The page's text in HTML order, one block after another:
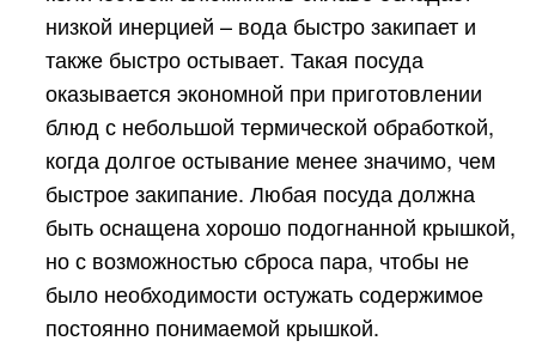
низкой инерцией – вода быстро закипает и
также быстро остывает. Такая посуда
оказывается экономной при приготовлении
блюд с небольшой термической обработкой,
когда долгое остывание менее значимо, чем
быстрое закипание. Любая посуда должна
быть оснащена хорошо подогнанной крышкой,
но с возможностью сброса пара, чтобы не
было необходимости остужать содержимое
постоянно понимаемой крышкой.